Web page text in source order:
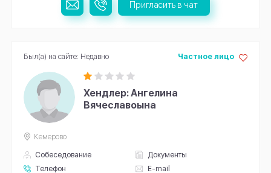
Пригласить в чат
Хендлер: Ангелина
Вячеславоына
Собеседование
Документы
Телефон
E-mail
Частное лицо
Кемерово
Был(а) на сайте: Недавно